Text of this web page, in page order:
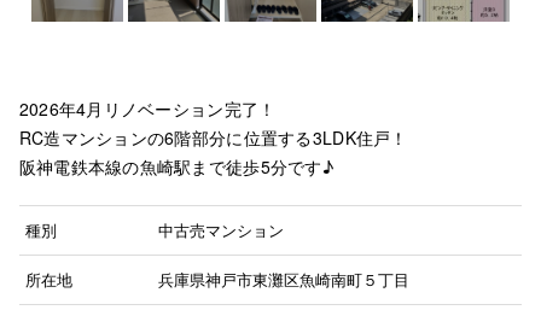
2026年4月リノベーション完了！
RC造マンションの6階部分に位置する3LDK住戸！
阪神電鉄本線の魚崎駅まで徒歩5分です♪
種別 中古売マンション
所在地 兵庫県神戸市東灘区魚崎南町５丁目